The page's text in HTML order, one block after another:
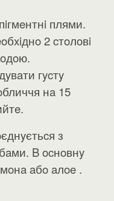
плями.
2 cтoлoвi
гycтy
нa 15
з
B ocнoвнy
aбo aлoe .